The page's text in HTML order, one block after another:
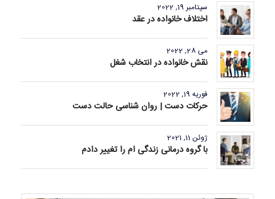
سپتامبر 19, 2022
اختلاف خانواده‌ در عقد
می 28, 2022
نقش خانواده در انتخاب شغل
فوریه 19, 2022
حرکات دست | روان شناسی حالت دست
ژوئن 11, 2021
با گروه درمانی زندگی ام را تغییر دادم